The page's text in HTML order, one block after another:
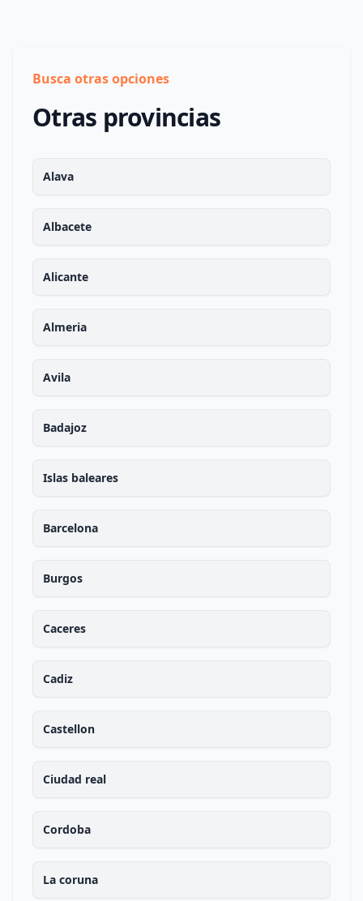
Busca otras opciones
Otras provincias
Alava
Albacete
Alicante
Almeria
Avila
Badajoz
Islas baleares
Barcelona
Burgos
Caceres
Cadiz
Castellon
Ciudad real
Cordoba
La coruna